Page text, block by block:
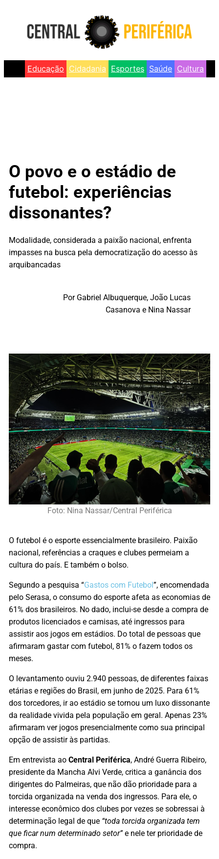
Educação Cidadania Esportes Saúde Cultura
O povo e o estádio de
futebol: experiências
dissonantes?
Modalidade, considerada a paixão nacional, enfrenta
impasses na busca pela democratização do acesso às
arquibancadas
Por Gabriel Albuquerque, João Lucas
Casanova e Nina Nassar
Foto: Nina Nassar/Central Periférica
O futebol é o esporte essencialmente brasileiro. Paixão
nacional, referências a craques e clubes permeiam a
cultura do país. E também o bolso.
Segundo a pesquisa “Gastos com Futebol”, encomendada
pelo Serasa, o consumo do esporte afeta as economias de
61% dos brasileiros. No dado, inclui-se desde a compra de
produtos licenciados e camisas, até ingressos para
assistir aos jogos em estádios. Do total de pessoas que
afirmaram gastar com futebol, 81% o fazem todos os
meses.
O levantamento ouviu 2.940 pessoas, de diferentes faixas
etárias e regiões do Brasil, em junho de 2025. Para 61%
dos torcedores, ir ao estádio se tornou um luxo dissonante
da realidade vivida pela população em geral. Apenas 23%
afirmaram ver jogos presencialmente como sua principal
opção de assistir às partidas.
Em entrevista ao Central Periférica, André Guerra Ribeiro,
presidente da Mancha Alvi Verde, critica a ganância dos
dirigentes do Palmeiras, que não dão prioridade para a
torcida organizada na venda dos ingressos. Para ele, o
interesse econômico dos clubes por vezes se sobressai à
determinação legal de que “toda torcida organizada tem
que ficar num determinado setor”e nele ter prioridade de
compra.